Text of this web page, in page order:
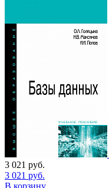
3 021 руб.
3 021 руб.
В корзину